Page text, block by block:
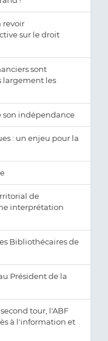
revoir
sur le droit
sont
largement les
son indépendance
: un enjeu pour la
de
interprétation
Bibliothécaires de
Président de la
tour, l'ABF
à l'information et